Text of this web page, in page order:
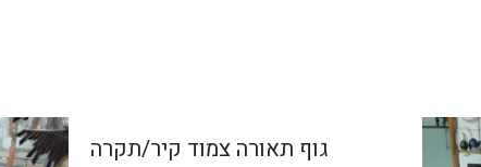
גוף תאורה צמוד קיר/תקרה